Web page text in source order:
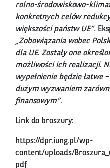
rolno-środowiskowo-
konkretnych celów
większości państw UE”.
„Zobowiązania wobec
dla UE. Zostały one
możliwości ich realizacji.
wypełnienie będzie łatwe
dużym wyzwaniem
finansowym”.
Link do broszury:
https://dpr.iung.pl/wp-
content/uploads/
pdf